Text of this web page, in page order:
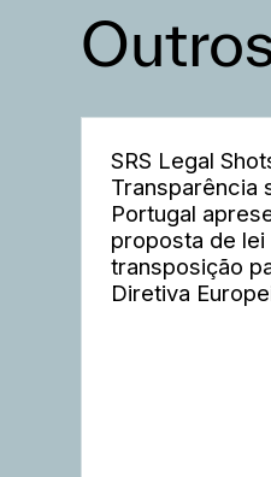
SRS Legal
Transparência
Portugal
proposta de lei
transposição
Diretiva